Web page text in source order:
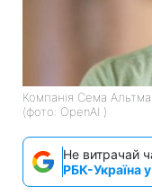
Компанія Сема
(фото: OpenAI )
Не витрачай
РБК-Україна